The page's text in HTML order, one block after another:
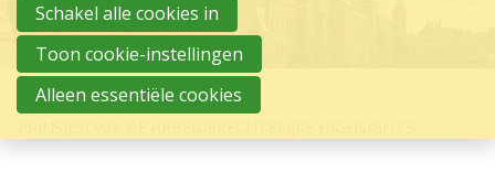
HOME
HR ACTUEEL
Schakel alle cookies in
Toon cookie-instellingen
Alleen essentiële cookies